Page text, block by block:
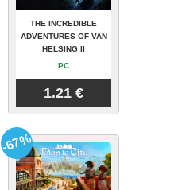
THE INCREDIBLE
ADVENTURES OF VAN
HELSING II
PC
1.21 €
-67%